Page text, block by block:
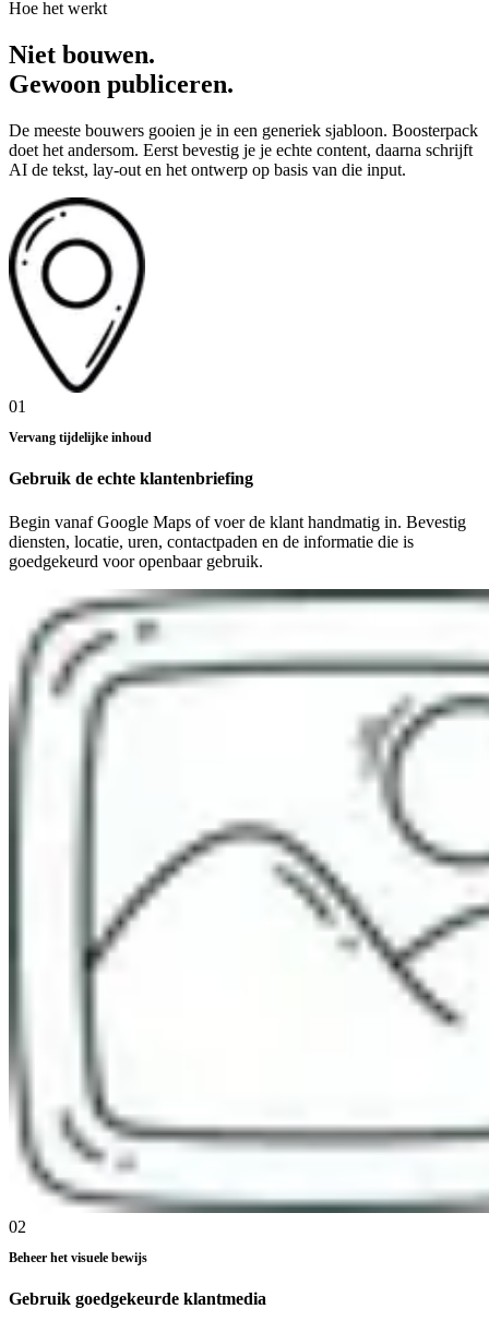
Hoe het werkt
Niet bouwen.
Gewoon publiceren.
De meeste bouwers gooien je in een generiek sjabloon. Boosterpack
doet het andersom. Eerst bevestig je je echte content, daarna schrijft
AI de tekst, lay-out en het ontwerp op basis van die input.
01
Vervang tijdelijke inhoud
Gebruik de echte klantenbriefing
Begin vanaf Google Maps of voer de klant handmatig in. Bevestig
diensten, locatie, uren, contactpaden en de informatie die is
goedgekeurd voor openbaar gebruik.
02
Beheer het visuele bewijs
Gebruik goedgekeurde klantmedia